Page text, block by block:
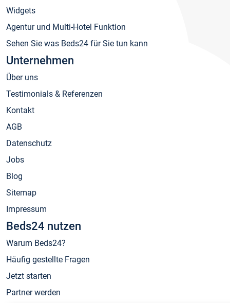
Widgets
Agentur und Multi-Hotel Funktion
Sehen Sie was Beds24 für Sie tun kann
Unternehmen
Über uns
Testimonials & Referenzen
Kontakt
AGB
Datenschutz
Jobs
Blog
Sitemap
Impressum
Beds24 nutzen
Warum Beds24?
Häufig gestellte Fragen
Jetzt starten
Partner werden